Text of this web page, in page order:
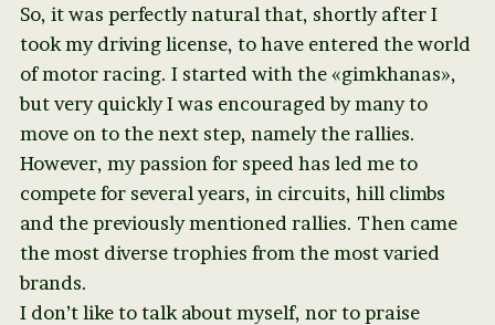
So, it was perfectly natural that, shortly after I
took my driving license, to have entered the world
of motor racing. I started with the «gimkhanas»,
but very quickly I was encouraged by many to
move on to the next step, namely the rallies.
However, my passion for speed has led me to
compete for several years, in circuits, hill climbs
and the previously mentioned rallies. Then came
the most diverse trophies from the most varied
brands.
I don’t like to talk about myself, nor to praise